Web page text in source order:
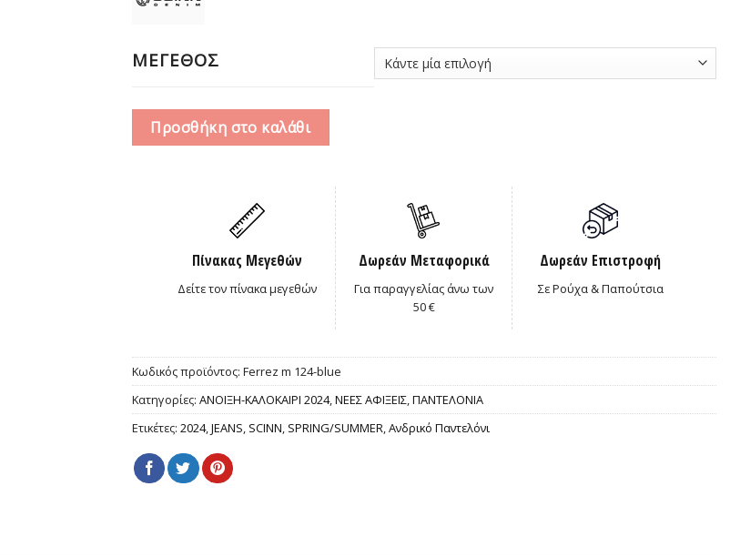
ΜΕΓΕΘΟΣ
Προσθήκη στο καλάθι
Πίνακας Μεγεθών
Δείτε τον πίνακα μεγεθών
Δωρεάν Μεταφορικά
Για παραγγελίας άνω των
50 €
Δωρεάν Επιστροφή
Σε Ρούχα & Παπούτσια
Κωδικός προϊόντος: Ferrez m 124-blue
Κατηγορίες: ΑΝΟΙΞΗ-ΚΑΛΟΚΑΙΡΙ 2024,ΝΕΕΣ ΑΦΙΞΕΙΣ,ΠΑΝΤΕΛΟΝΙΑ
Ετικέτες: 2024,JEANS, SCINN, SPRING/SUMMER,Ανδρικό Παντελόνι